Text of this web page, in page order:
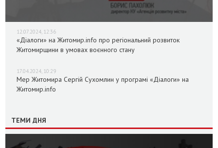
12.07.2024, 12:36
«Діалоги» на Житомир.info про регіональний розвиток
Житомирщини в умовах воєнного стану
17.04.2024, 10:29
Мер Житомира Сергій Сухомлин у програмі «Діалоги» на
Житомир.info
ТЕМИ ДНЯ